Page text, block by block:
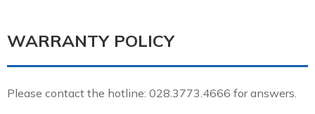
WARRANTY POLICY
Please contact the hotline: 028.3773.4666 for answers.